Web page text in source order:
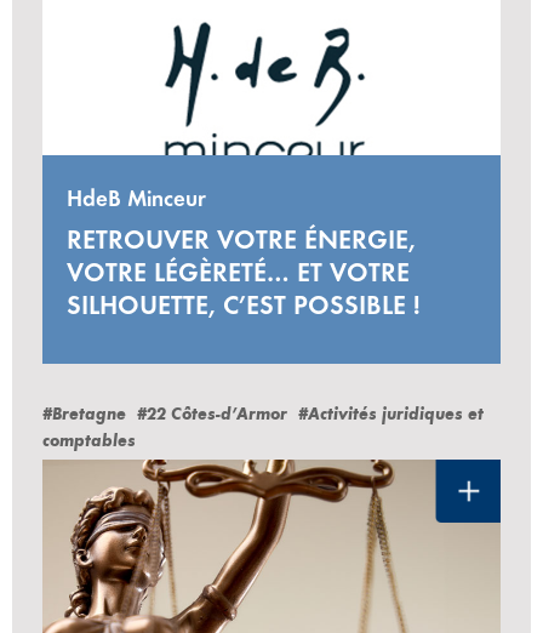
HdeB Minceur
RETROUVER VOTRE ÉNERGIE,
VOTRE LÉGÈRETÉ… ET VOTRE
SILHOUETTE, C’EST POSSIBLE !
#Bretagne #22 Côtes-d’Armor #Activités juridiques et
comptables